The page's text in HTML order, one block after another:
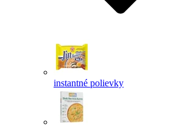
instantné polievky